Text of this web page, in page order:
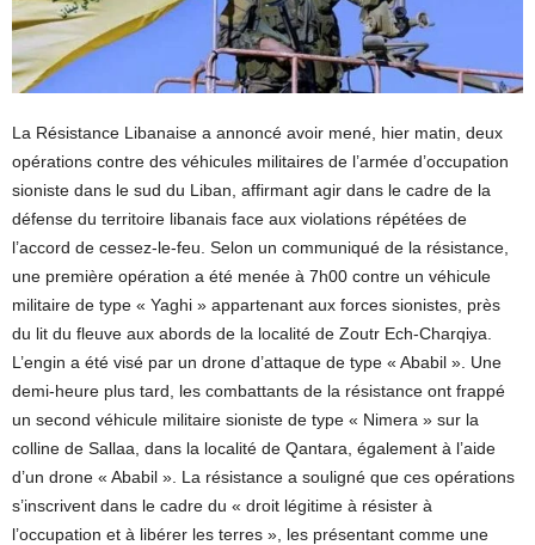
La Résistance Libanaise a annoncé avoir mené, hier matin, deux
opérations contre des véhicules militaires de l’armée d’occupation
sioniste dans le sud du Liban, affirmant agir dans le cadre de la
défense du territoire libanais face aux violations répétées de
l’accord de cessez-le-feu. Selon un communiqué de la résistance,
une première opération a été menée à 7h00 contre un véhicule
militaire de type « Yaghi » appartenant aux forces sionistes, près
du lit du fleuve aux abords de la localité de Zoutr Ech-Charqiya.
L’engin a été visé par un drone d’attaque de type « Ababil ». Une
demi-heure plus tard, les combattants de la résistance ont frappé
un second véhicule militaire sioniste de type « Nimera » sur la
colline de Sallaa, dans la localité de Qantara, également à l’aide
d’un drone « Ababil ». La résistance a souligné que ces opérations
s’inscrivent dans le cadre du « droit légitime à résister à
l’occupation et à libérer les terres », les présentant comme une